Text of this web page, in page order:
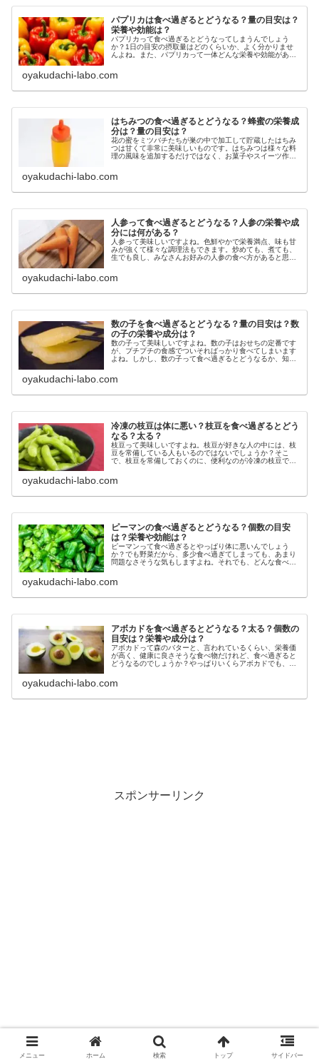
パプリカは食べ過ぎるとどうなる？量の目安は？
栄養や効能は？
パプリカって食べ過ぎるとどうなってしまうんでしょう
か？1日の目安の摂取量はどのくらいか、よく分かりませ
んよね。また、パプリカって一体どんな栄養や効能がある
oyakudachi-labo.com
はちみつの食べ過ぎるとどうなる？蜂蜜の栄養成
分は？量の目安は？
花の蜜をミツバチたちが巣の中で加工して貯蔵したはちみ
つは甘くて非常に美味しいものです。はちみつは様々な料
理の風味を追加するだけではなく、お菓子やスイーツ作り
oyakudachi-labo.com
人参って食べ過ぎるとどうなる？人参の栄養や成
分には何がある？
人参って美味しいですよね。色鮮やかで栄養満点、味も甘
みが強くて様々な調理法もできます。炒めても、煮ても、
生でも良し、みなさんお好みの人参の食べ方があると思い
oyakudachi-labo.com
数の子を食べ過ぎるとどうなる？量の目安は？数
の子の栄養や成分は？
数の子って美味しいですよね。数の子はおせちの定番です
が、プチプチの食感でついそればっかり食べてしまいます
よね。しかし、数の子って食べ過ぎるとどうなるか、知っ
oyakudachi-labo.com
冷凍の枝豆は体に悪い？枝豆を食べ過ぎるとどう
なる？太る？
枝豆って美味しいですよね。枝豆が好きな人の中には、枝
豆を常備している人もいるのではないでしょうか？そこ
で、枝豆を常備しておくのに、便利なのが冷凍の枝豆です
oyakudachi-labo.com
ピーマンの食べ過ぎるとどうなる？個数の目安
は？栄養や効能は？
ピーマンって食べ過ぎるとやっぱり体に悪いんでしょう
か？でも野菜だから、多少食べ過ぎてしまっても、あまり
問題なさそうな気もしますよね。それでも、どんな食べ物
oyakudachi-labo.com
アボカドを食べ過ぎるとどうなる？太る？個数の
目安は？栄養や成分は？
アボカドって森のバターと、言われているくらい、栄養価
が高く、健康に良さそうな食べ物だけれど、食べ過ぎると
どうなるのでしょうか？やっぱりいくらアボカドでも、食
oyakudachi-labo.com
スポンサーリンク
メニュー ホーム 検索 トップ サイドバー